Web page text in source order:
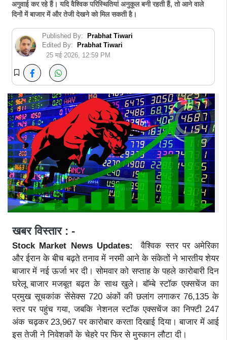
अगुवाई कर रहे हैं। यदि वैश्विक परिस्थितियां अनुकूल बनी रहती हैं, तो आने वाले
दिनों में बाजार में और तेजी देखने को मिल सकती है।
Published By:
Prabhat Tiwari
Edited By:
Prabhat Tiwari
25 मई 2026, 12:59 PM
खबर विस्तार : -
Stock Market News Updates:वैश्विक स्तर पर अमेरिका
और ईरान के बीच बढ़ते तनाव में नरमी आने के संकेतों ने भारतीय शेयर
बाजार में नई ऊर्जा भर दी। सोमवार को सप्ताह के पहले कारोबारी दिन
घरेलू बाजार मजबूत बढ़त के साथ खुले। बॉम्बे स्टॉक एक्सचेंज का
प्रमुख सूचकांक सेंसेक्स 720 अंकों की छलांग लगाकर 76,135 के
स्तर पर पहुंच गया, जबकि नेशनल स्टॉक एक्सचेंज का निफ्टी 247
अंक चढ़कर 23,967 पर कारोबार करता दिखाई दिया। बाजार में आई
इस तेजी ने निवेशकों के चेहरे पर फिर से मुस्कान लौटा दी।